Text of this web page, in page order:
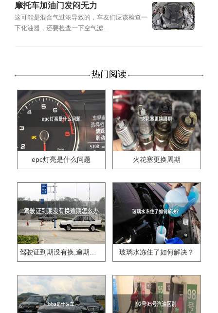
摩托车加油门发闷无力
这可能是混合气过浓导致的，车友们应该检查一
下化油器，还要检查一下空气滤...
热门阅读
epc灯亮是什么问题 火花塞更换周期
驾驶证到期没有换,逾期怎么办?? 玻璃水冻住了如何解决？